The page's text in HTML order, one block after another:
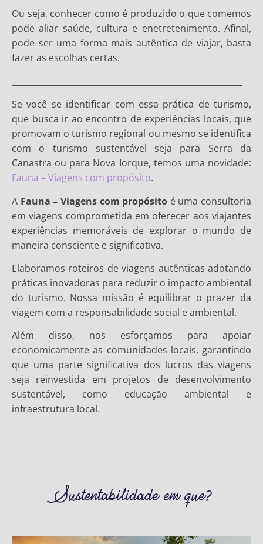
Ou seja, conhecer como é produzido o que comemos
pode aliar saúde, cultura e enetretenimento. Afinal,
pode ser uma forma mais autêntica de viajar, basta
fazer as escolhas certas.
Se você se identificar com essa prática de turismo,
que busca ir ao encontro de experiências locais, que
promovam o turismo regional ou mesmo se identifica
com o turismo sustentável seja para Serra da
Canastra ou para Nova Iorque, temos uma novidade:
Fauna – Viagens com propósito.
A Fauna – Viagens com propósito é uma consultoria
em viagens comprometida em oferecer aos viajantes
experiências memoráveis de explorar o mundo de
maneira consciente e significativa.
Elaboramos roteiros de viagens autênticas adotando
práticas inovadoras para reduzir o impacto ambiental
do turismo. Nossa missão é equilibrar o prazer da
viagem com a responsabilidade social e ambiental.
Além disso, nos esforçamos para apoiar
economicamente as comunidades locais, garantindo
que uma parte significativa dos lucros das viagens
seja reinvestida em projetos de desenvolvimento
sustentável, como educação ambiental e
infraestrutura local.
Sustentabilidade em que?